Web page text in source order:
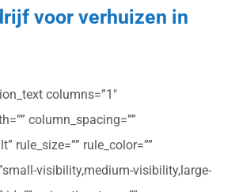
voor verhuizen in
columns=”1″
column_spacing=””
rule_size=”” rule_color=””
visibility,medium-visibility,large-